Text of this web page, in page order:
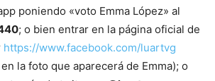
poniendo «voto Emma López» al
; o bien entrar en la página oficial de
https://www.facebook.com/luartvg
la foto que aparecerá de Emma); o